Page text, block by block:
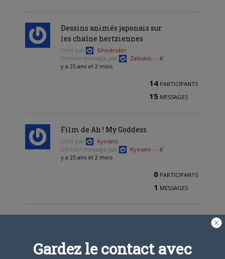
Dessins animés japonais sur
les chaîne hertziennes
Créé par
Ghostrider
Dernier message par
Zalinass — il
y a 25 ans et 2 mois
14 PARTICIPANTS
15 MESSAGES
Film de Ah ! My Goddess
Créé par
Kyosato
Dernier message par
Kyosato — il
y a 25 ans et 2 mois
0 PARTICIPANTS
1 MESSAGES
a 25 ans et 2 mois
Gardez le contact avec